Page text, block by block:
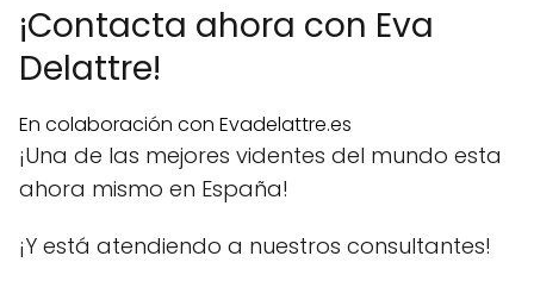
¡Contacta ahora con Eva
Delattre!
En colaboración con Evadelattre.es
¡Una de las mejores videntes del mundo esta
ahora mismo en España!
¡Y está atendiendo a nuestros consultantes!